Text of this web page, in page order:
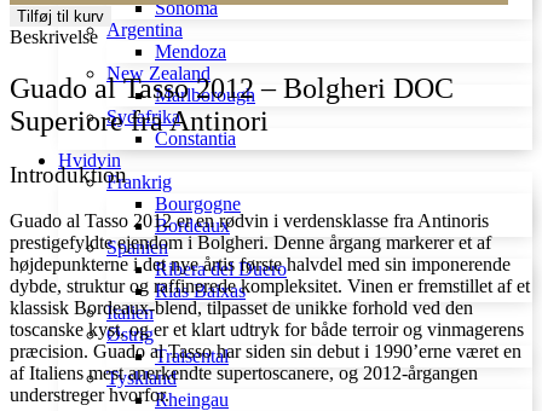
Sonoma
Argentina
Mendoza
New Zealand
Marlborough
Sydafrika
Constantia
Hvidvin
Frankrig
Bourgogne
Bordeaux
Spanien
Ribera del Duero
Rías Baixas
Italien
Østrig
Traisental
Tyskland
Rheingau
2012
antal
Tilføj til kurv
Beskrivelse
Guado al Tasso 2012 – Bolgheri DOC
Superiore fra Antinori
Introduktion
Guado al Tasso 2012 er en rødvin i verdensklasse fra Antinoris
prestigefyldte ejendom i Bolgheri. Denne årgang markerer et af
højdepunkterne i det nye årtis første halvdel med sin imponerende
dybde, struktur og raffinerede kompleksitet. Vinen er fremstillet af et
klassisk Bordeaux-blend, tilpasset de unikke forhold ved den
toscanske kyst, og er et klart udtryk for både terroir og vinmagerens
præcision. Guado al Tasso har siden sin debut i 1990’erne været en
af Italiens mest anerkendte supertoscanere, og 2012-årgangen
understreger hvorfor.